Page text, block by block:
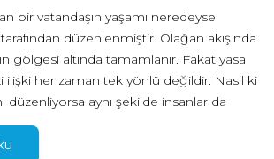
bir vatandaşın yaşamı neredeyse
düzenlenmiştir. Olağan akışında
gölgesi altında tamamlanır. Fakat yasa
ilişki her zaman tek yönlü değildir. Nasıl ki
düzenliyorsa aynı şekilde insanlar da
aşmak, yalnız suçluların değil
kadar kimi imparatorların da ortak